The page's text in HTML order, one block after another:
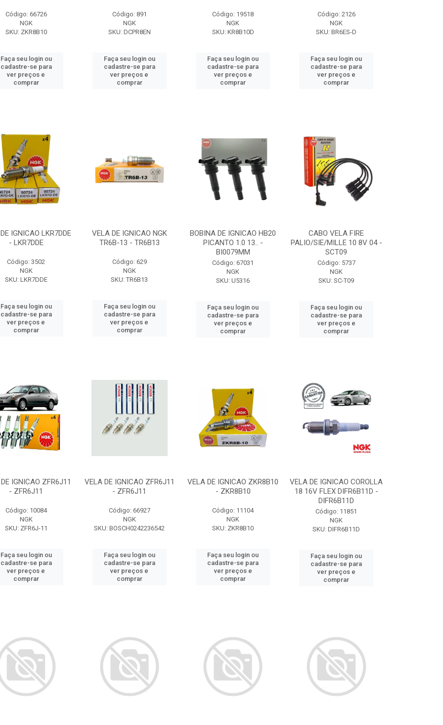
Código: 66726
NGK
SKU: ZKR8B10
Faça seu login ou
cadastre-se para
ver preços e
comprar
Código: 891
NGK
SKU: DCPR8EN
Faça seu login ou
cadastre-se para
ver preços e
comprar
Código: 19518
NGK
SKU: KR8B10D
Faça seu login ou
cadastre-se para
ver preços e
comprar
Código: 2126
NGK
SKU: BR6ES-D
Faça seu login ou
cadastre-se para
ver preços e
comprar
IGNICAO LKR7DDE
- LKR7DDE
Código: 3502
NGK
SKU: LKR7DDE
Faça seu login ou
cadastre-se para
ver preços e
comprar
VELA DE IGNICAO NGK
TR6B-13 - TR6B13
Código: 629
NGK
SKU: TR6B13
Faça seu login ou
cadastre-se para
ver preços e
comprar
BOBINA DE IGNICAO HB20
PICANTO 1.0 13.. -
BI0079MM
Código: 67031
NGK
SKU: U5316
Faça seu login ou
cadastre-se para
ver preços e
comprar
CABO VELA FIRE
PALIO/SIE/MILLE 10 8V 04 -
SCT09
Código: 5737
NGK
SKU: SC-T09
Faça seu login ou
cadastre-se para
ver preços e
comprar
IGNICAO ZFR6J11
- ZFR6J11
Código: 10084
NGK
SKU: ZFR6J-11
Faça seu login ou
cadastre-se para
ver preços e
comprar
VELA DE IGNICAO ZFR6J11
- ZFR6J11
Código: 66927
NGK
SKU: BOSCH0242236542
Faça seu login ou
cadastre-se para
ver preços e
comprar
VELA DE IGNICAO ZKR8B10
- ZKR8B10
Código: 11104
NGK
SKU: ZKR8B10
Faça seu login ou
cadastre-se para
ver preços e
comprar
VELA DE IGNICAO COROLLA
18 16V FLEX DIFR6B11D -
DIFR6B11D
Código: 11851
NGK
SKU: DIFR6B11D
Faça seu login ou
cadastre-se para
ver preços e
comprar